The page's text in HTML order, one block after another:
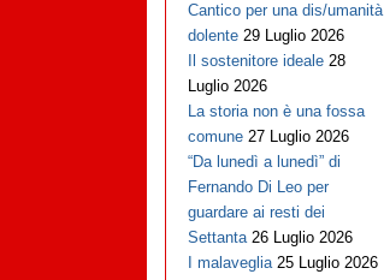
Cantico per una dis/umanità
dolente 29 Luglio 2026
Il sostenitore ideale 28
Luglio 2026
La storia non è una fossa
comune 27 Luglio 2026
“Da lunedì a lunedì” di
Fernando Di Leo per
guardare ai resti dei
Settanta 26 Luglio 2026
I malaveglia 25 Luglio 2026